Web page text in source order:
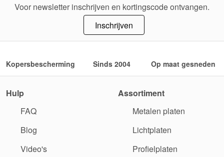
Voor newsletter inschrijven en kortingscode ontvangen.
Inschrijven
Kopersbescherming Sinds 2004 Op maat gesneden
Hulp
FAQ
Blog
Video's
Assortiment
Metalen platen
Lichtplaten
Profielplaten